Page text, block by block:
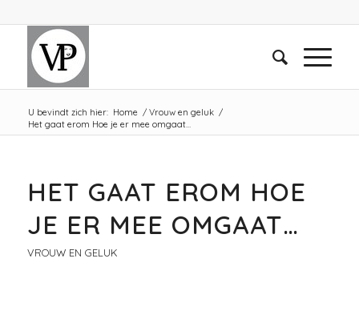
U bevindt zich hier: Home / Vrouw en geluk /
Het gaat erom Hoe je er mee omgaat…
HET GAAT EROM HOE
JE ER MEE OMGAAT…
VROUW EN GELUK